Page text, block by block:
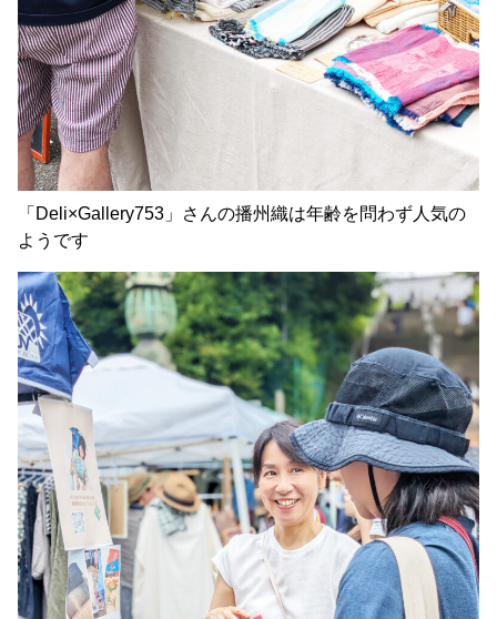
「Deli×Gallery753」さんの播州織は年齢を問わず人気の
ようです